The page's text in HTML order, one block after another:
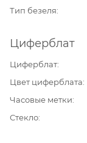
Тип безеля
Циферблат
Циферблат
Цвет циферблата
Часовые метки
Стекло